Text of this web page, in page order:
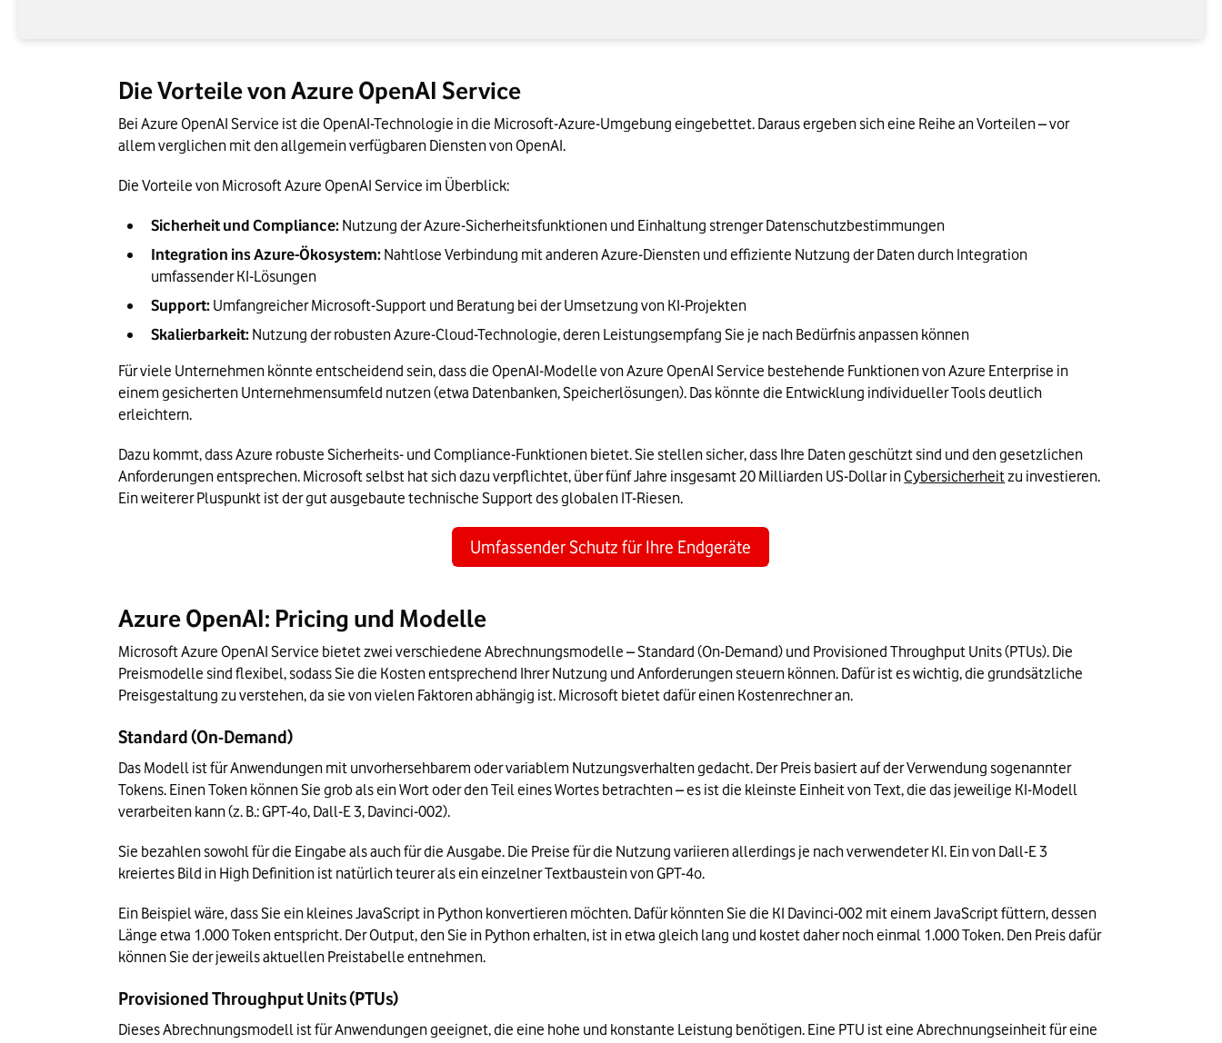
Die Vorteile von Azure OpenAI Service
Bei Azure OpenAI Service ist die OpenAI-Technologie in die Microsoft-Azure-Umgebung eingebettet. Daraus ergeben sich eine Reihe an Vorteilen – vor
allem verglichen mit den allgemein verfügbaren Diensten von OpenAI.
Die Vorteile von Microsoft Azure OpenAI Service im Überblick:
Sicherheit und Compliance: Nutzung der Azure-Sicherheitsfunktionen und Einhaltung strenger Datenschutzbestimmungen
Integration ins Azure-Ökosystem: Nahtlose Verbindung mit anderen Azure-Diensten und effiziente Nutzung der Daten durch Integration
umfassender KI-Lösungen
Support: Umfangreicher Microsoft-Support und Beratung bei der Umsetzung von KI-Projekten
Skalierbarkeit: Nutzung der robusten Azure-Cloud-Technologie, deren Leistungsempfang Sie je nach Bedürfnis anpassen können
Für viele Unternehmen könnte entscheidend sein, dass die OpenAI-Modelle von Azure OpenAI Service bestehende Funktionen von Azure Enterprise in
einem gesicherten Unternehmensumfeld nutzen (etwa Datenbanken, Speicherlösungen). Das könnte die Entwicklung individueller Tools deutlich
erleichtern.
Dazu kommt, dass Azure robuste Sicherheits- und Compliance-Funktionen bietet. Sie stellen sicher, dass Ihre Daten geschützt sind und den gesetzlichen
Anforderungen entsprechen. Microsoft selbst hat sich dazu verpflichtet, über fünf Jahre insgesamt 20 Milliarden US-Dollar in Cybersicherheit zu investieren.
Ein weiterer Pluspunkt ist der gut ausgebaute technische Support des globalen IT-Riesen.
Umfassender Schutz für Ihre Endgeräte
Azure OpenAI: Pricing und Modelle
Microsoft Azure OpenAI Service bietet zwei verschiedene Abrechnungsmodelle – Standard (On-Demand) und Provisioned Throughput Units (PTUs). Die
Preismodelle sind flexibel, sodass Sie die Kosten entsprechend Ihrer Nutzung und Anforderungen steuern können. Dafür ist es wichtig, die grundsätzliche
Preisgestaltung zu verstehen, da sie von vielen Faktoren abhängig ist. Microsoft bietet dafür einen Kostenrechner an.
Standard (On-Demand)
Das Modell ist für Anwendungen mit unvorhersehbarem oder variablem Nutzungsverhalten gedacht. Der Preis basiert auf der Verwendung sogenannter
Tokens. Einen Token können Sie grob als ein Wort oder den Teil eines Wortes betrachten – es ist die kleinste Einheit von Text, die das jeweilige KI-Modell
verarbeiten kann (z. B.: GPT-4o, Dall-E 3, Davinci-002).
Sie bezahlen sowohl für die Eingabe als auch für die Ausgabe. Die Preise für die Nutzung variieren allerdings je nach verwendeter KI. Ein von Dall-E 3
kreiertes Bild in High Definition ist natürlich teurer als ein einzelner Textbaustein von GPT-4o.
Ein Beispiel wäre, dass Sie ein kleines JavaScript in Python konvertieren möchten. Dafür könnten Sie die KI Davinci-002 mit einem JavaScript füttern, dessen
Länge etwa 1.000 Token entspricht. Der Output, den Sie in Python erhalten, ist in etwa gleich lang und kostet daher noch einmal 1.000 Token. Den Preis dafür
können Sie der jeweils aktuellen Preistabelle entnehmen.
Provisioned Throughput Units (PTUs)
Dieses Abrechnungsmodell ist für Anwendungen geeignet, die eine hohe und konstante Leistung benötigen. Eine PTU ist eine Abrechnungseinheit für eine